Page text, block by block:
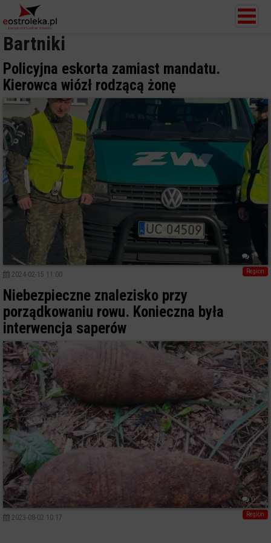
Bartniki
Policyjna eskorta zamiast mandatu.
Kierowca wiózł rodzącą żonę
1
Region
2024-02-15 11:00
Niebezpieczne znalezisko przy
porządkowaniu rowu. Konieczna była
interwencja saperów
0
Region
2023-08-02 10:17